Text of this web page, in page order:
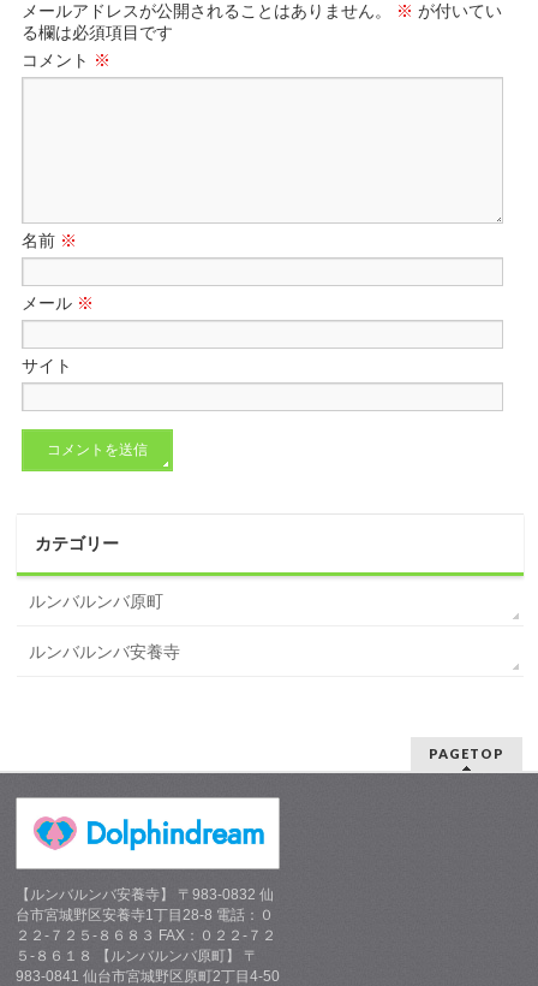
メールアドレスが公開されることはありません。 ※ が付いてい
る欄は必須項目です
コメント ※
名前 ※
メール ※
サイト
カテゴリー
ルンバルンバ原町
ルンバルンバ安養寺
PAGETOP
【ルンバルンバ安養寺】 〒983-0832 仙
台市宮城野区安養寺1丁目28-8 電話：０
２２-７２５-８６８３ FAX：０２２-７２
５-８６１８ 【ルンバルンバ原町】 〒
983-0841 仙台市宮城野区原町2丁目4-50